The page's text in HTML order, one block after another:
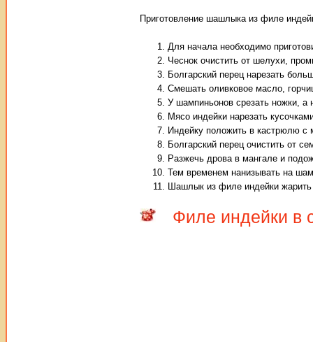
Приготовление шашлыка из филе
Для начала необходимо
Чеснок очистить от шелухи,
Болгарский перец нарезать
Смешать оливковое масло,
У шампиньонов срезать ножки, а
Мясо индейки нарезать
Индейку положить в кастрюлю с
Болгарский перец очистить от
Разжечь дрова в мангале и
Тем временем нанизывать на
Шашлык из филе индейки жарить
Филе индейки в